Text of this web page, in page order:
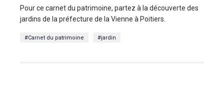
Pour ce carnet du patrimoine, partez à la découverte des
jardins de la préfecture de la Vienne à Poitiers.
#Carnet du patrimoine #jardin